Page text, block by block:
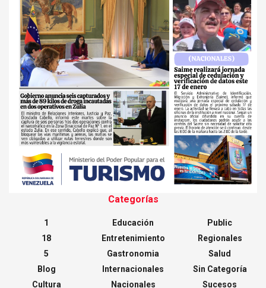
Categorías
1
18
5
Blog
Cultura
Educación
Entretenimiento
Gastronomia
Internacionales
Nacionales
Public
Regionales
Salud
Sin Categoría
Sucesos